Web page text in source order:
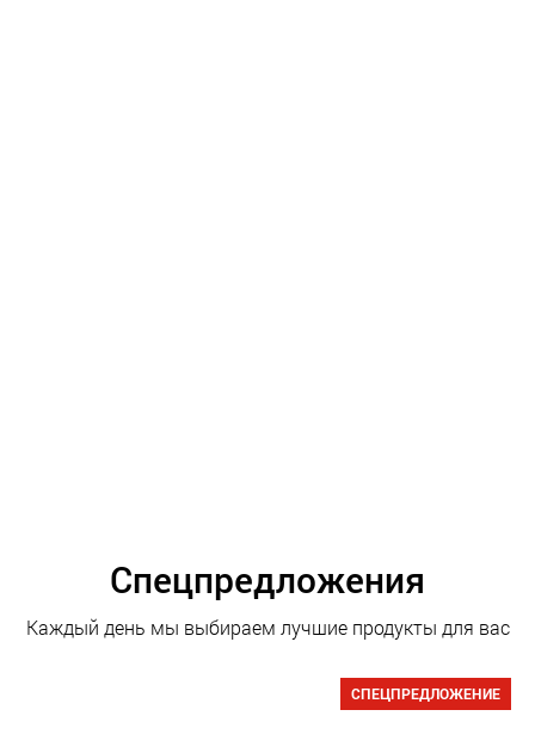
Спецпредложения
Каждый день мы выбираем лучшие продукты для вас
СПЕЦПРЕДЛОЖЕНИЕ